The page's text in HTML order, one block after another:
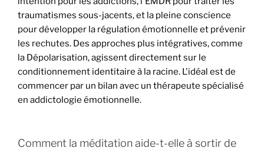
traumatismes sous-jacents, et la pleine conscience
pour développer la régulation émotionnelle et prévenir
les rechutes. Des approches plus intégratives, comme
la Dépolarisation, agissent directement sur le
conditionnement identitaire à la racine. L'idéal est de
commencer par un bilan avec un thérapeute spécialisé
en addictologie émotionnelle.
Comment la méditation aide-t-elle à sortir de